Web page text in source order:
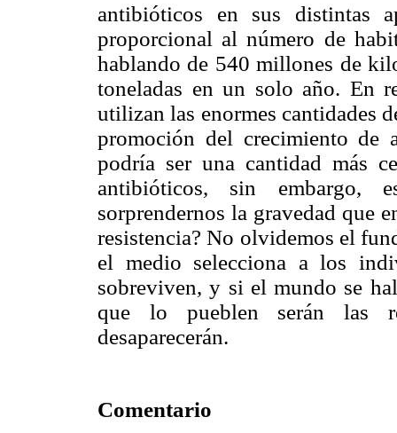
antibióticos en sus distintas
proporcional al número de
hablando de 540 millones de
toneladas en un solo año. En
utilizan las enormes cantidades
promoción del crecimiento de
podría ser una cantidad más
antibióticos, sin embargo,
sorprendernos la gravedad que
resistencia? No olvidemos el
el medio selecciona a los
sobreviven, y si el mundo se
que lo pueblen serán las
desaparecerán.
Comentario